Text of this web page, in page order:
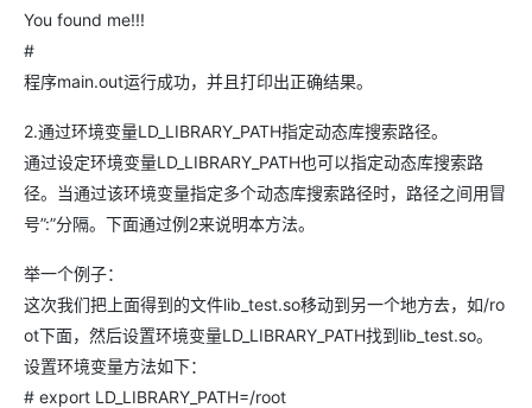
You found me!!!
#
程序main.out运行成功，并且打印出正确结果。
2.通过环境变量LD_LIBRARY_PATH指定动态库搜索路径。
通过设定环境变量LD_LIBRARY_PATH也可以指定动态库搜索路
径。当通过该环境变量指定多个动态库搜索路径时，路径之间用冒
号”:”分隔。下面通过例2来说明本方法。
举一个例子：
这次我们把上面得到的文件lib_test.so移动到另一个地方去，如/ro
ot下面，然后设置环境变量LD_LIBRARY_PATH找到lib_test.so。
设置环境变量方法如下：
# export LD_LIBRARY_PATH=/root